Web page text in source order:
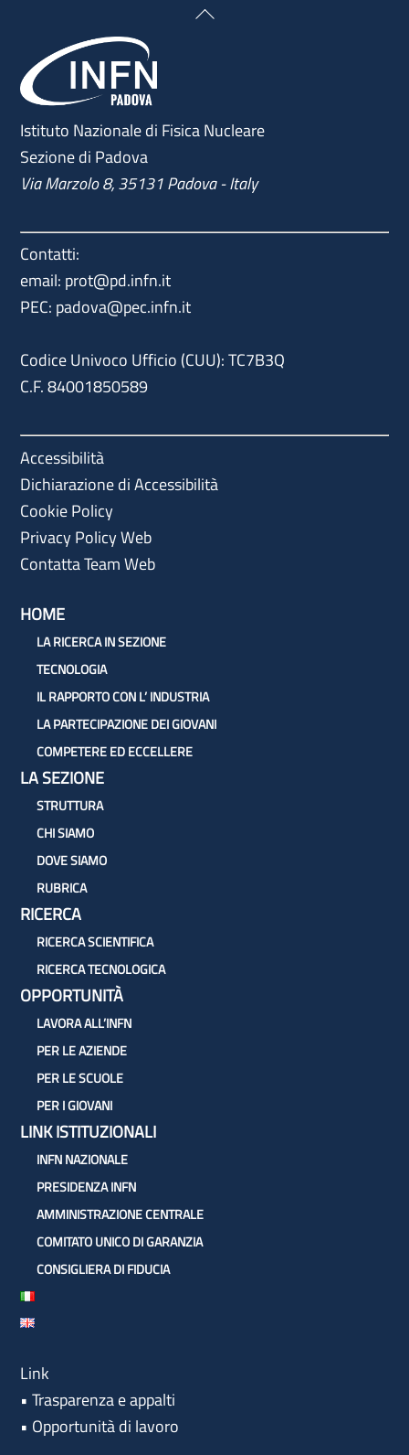
Back
Istituto Nazionale di Fisica Nucleare
Sezione di Padova
Via Marzolo 8, 35131 Padova - Italy
Contatti:
email: prot@pd.infn.it
PEC: padova@pec.infn.it
Codice Univoco Ufficio (CUU): TC7B3Q
C.F. 84001850589
Accessibilità
Dichiarazione di Accessibilità
Cookie Policy
Privacy Policy Web
Contatta Team Web
HOME
LA RICERCA IN SEZIONE
TECNOLOGIA
IL RAPPORTO CON L’ INDUSTRIA
LA PARTECIPAZIONE DEI GIOVANI
COMPETERE ED ECCELLERE
LA SEZIONE
STRUTTURA
CHI SIAMO
DOVE SIAMO
RUBRICA
RICERCA
RICERCA SCIENTIFICA
RICERCA TECNOLOGICA
OPPORTUNITÀ
LAVORA ALL’INFN
PER LE AZIENDE
PER LE SCUOLE
PER I GIOVANI
LINK ISTITUZIONALI
INFN NAZIONALE
PRESIDENZA INFN
AMMINISTRAZIONE CENTRALE
COMITATO UNICO DI GARANZIA
CONSIGLIERA DI FIDUCIA
Link
•Trasparenza e appalti
• Opportunità di lavoro